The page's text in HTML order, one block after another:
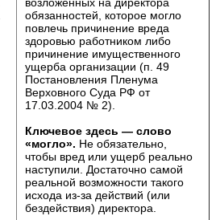
обязанностей, которое могло
повлечь причинение вреда
здоровью работником либо
причинение имущественного
ущерба организации (п. 49
Постановления Пленума
Верховного Суда РФ от
17.03.2004 № 2).
Ключевое здесь — слово
«могло». Не обязательно,
чтобы вред или ущерб реально
наступили. Достаточно самой
реальной возможности такого
исхода из-за действий (или
бездействия) директора.